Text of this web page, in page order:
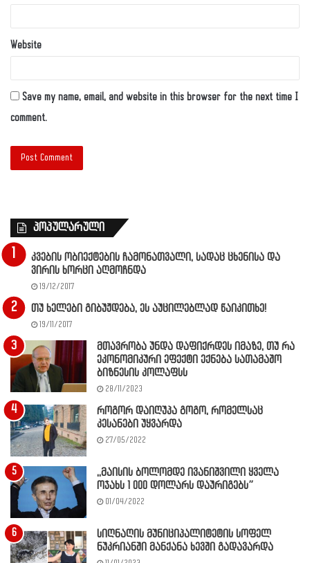
Website
Save my name, email, and website in this browser for the next time I
comment.
პოპულარული
კვების ობიექტების ჩამონათვალი, სადაც ცხენისა და
ვირის ხორცი აღმოჩნდა
19/12/2017
თუ ხელები გიბუჟდება, ეს აუცილებლად წაიკითხე!
19/11/2017
მთავრობა უნდა დაფიქრდეს იმაზე, თუ რა
ეკონომიკური ეფექტი ექნება სათამაშო
ბიზნესის კოლაფსს
28/11/2023
როგორ დაიღუპა გოგო, რომელსაც
კესანები უყვარდა
27/05/2022
,,მაისის ბოლომდე ივანიშვილი ყველა
ოჯახს 1 000 დოლარს დაურიგებს”
01/04/2022
სიღნაღის მუნიციპალიტეტის სოფელ
ნუკრიანში მანქანა ხევში გადავარდა